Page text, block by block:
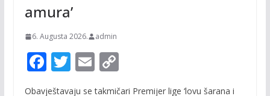
amura’
6. Augusta 2026. admin
F
ac
T E
m
C
o
Obavještavaju se takmičari Premijer lige ‘lovu šarana i